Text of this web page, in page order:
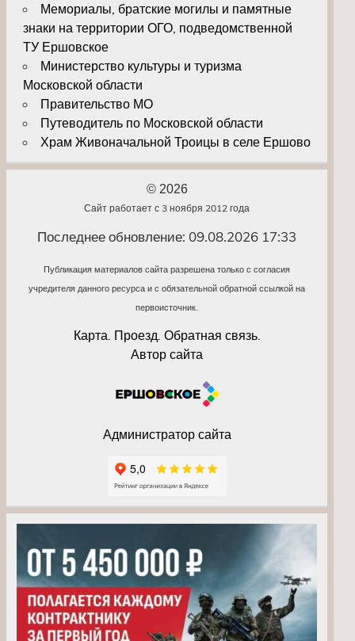
Мемориалы, братские могилы и памятные
знаки на территории ОГО, подведомственной
ТУ Ершовское
Министерство культуры и туризма
Московской области
Правительство МО
Путеводитель по Московской области
Храм Живоначальной Троицы в селе Ершово
© 2026
Сайт работает с 3 ноября 2012 года
Последнее обновление: 09.08.2026 17:33
Публикация материалов сайта разрешена только с согласия
учредителя данного ресурса и с обязательной обратной ссылкой на
первоисточник.
Карта. Проезд. Обратная связь.
Автор сайта
Администратор сайта